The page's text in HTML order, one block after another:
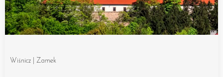
Wiśnicz | Zamek